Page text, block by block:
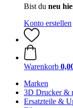
Bist du neu
Konto erstellen
Warenkorb
Marken
3D Drucker &
Ersatzteile &